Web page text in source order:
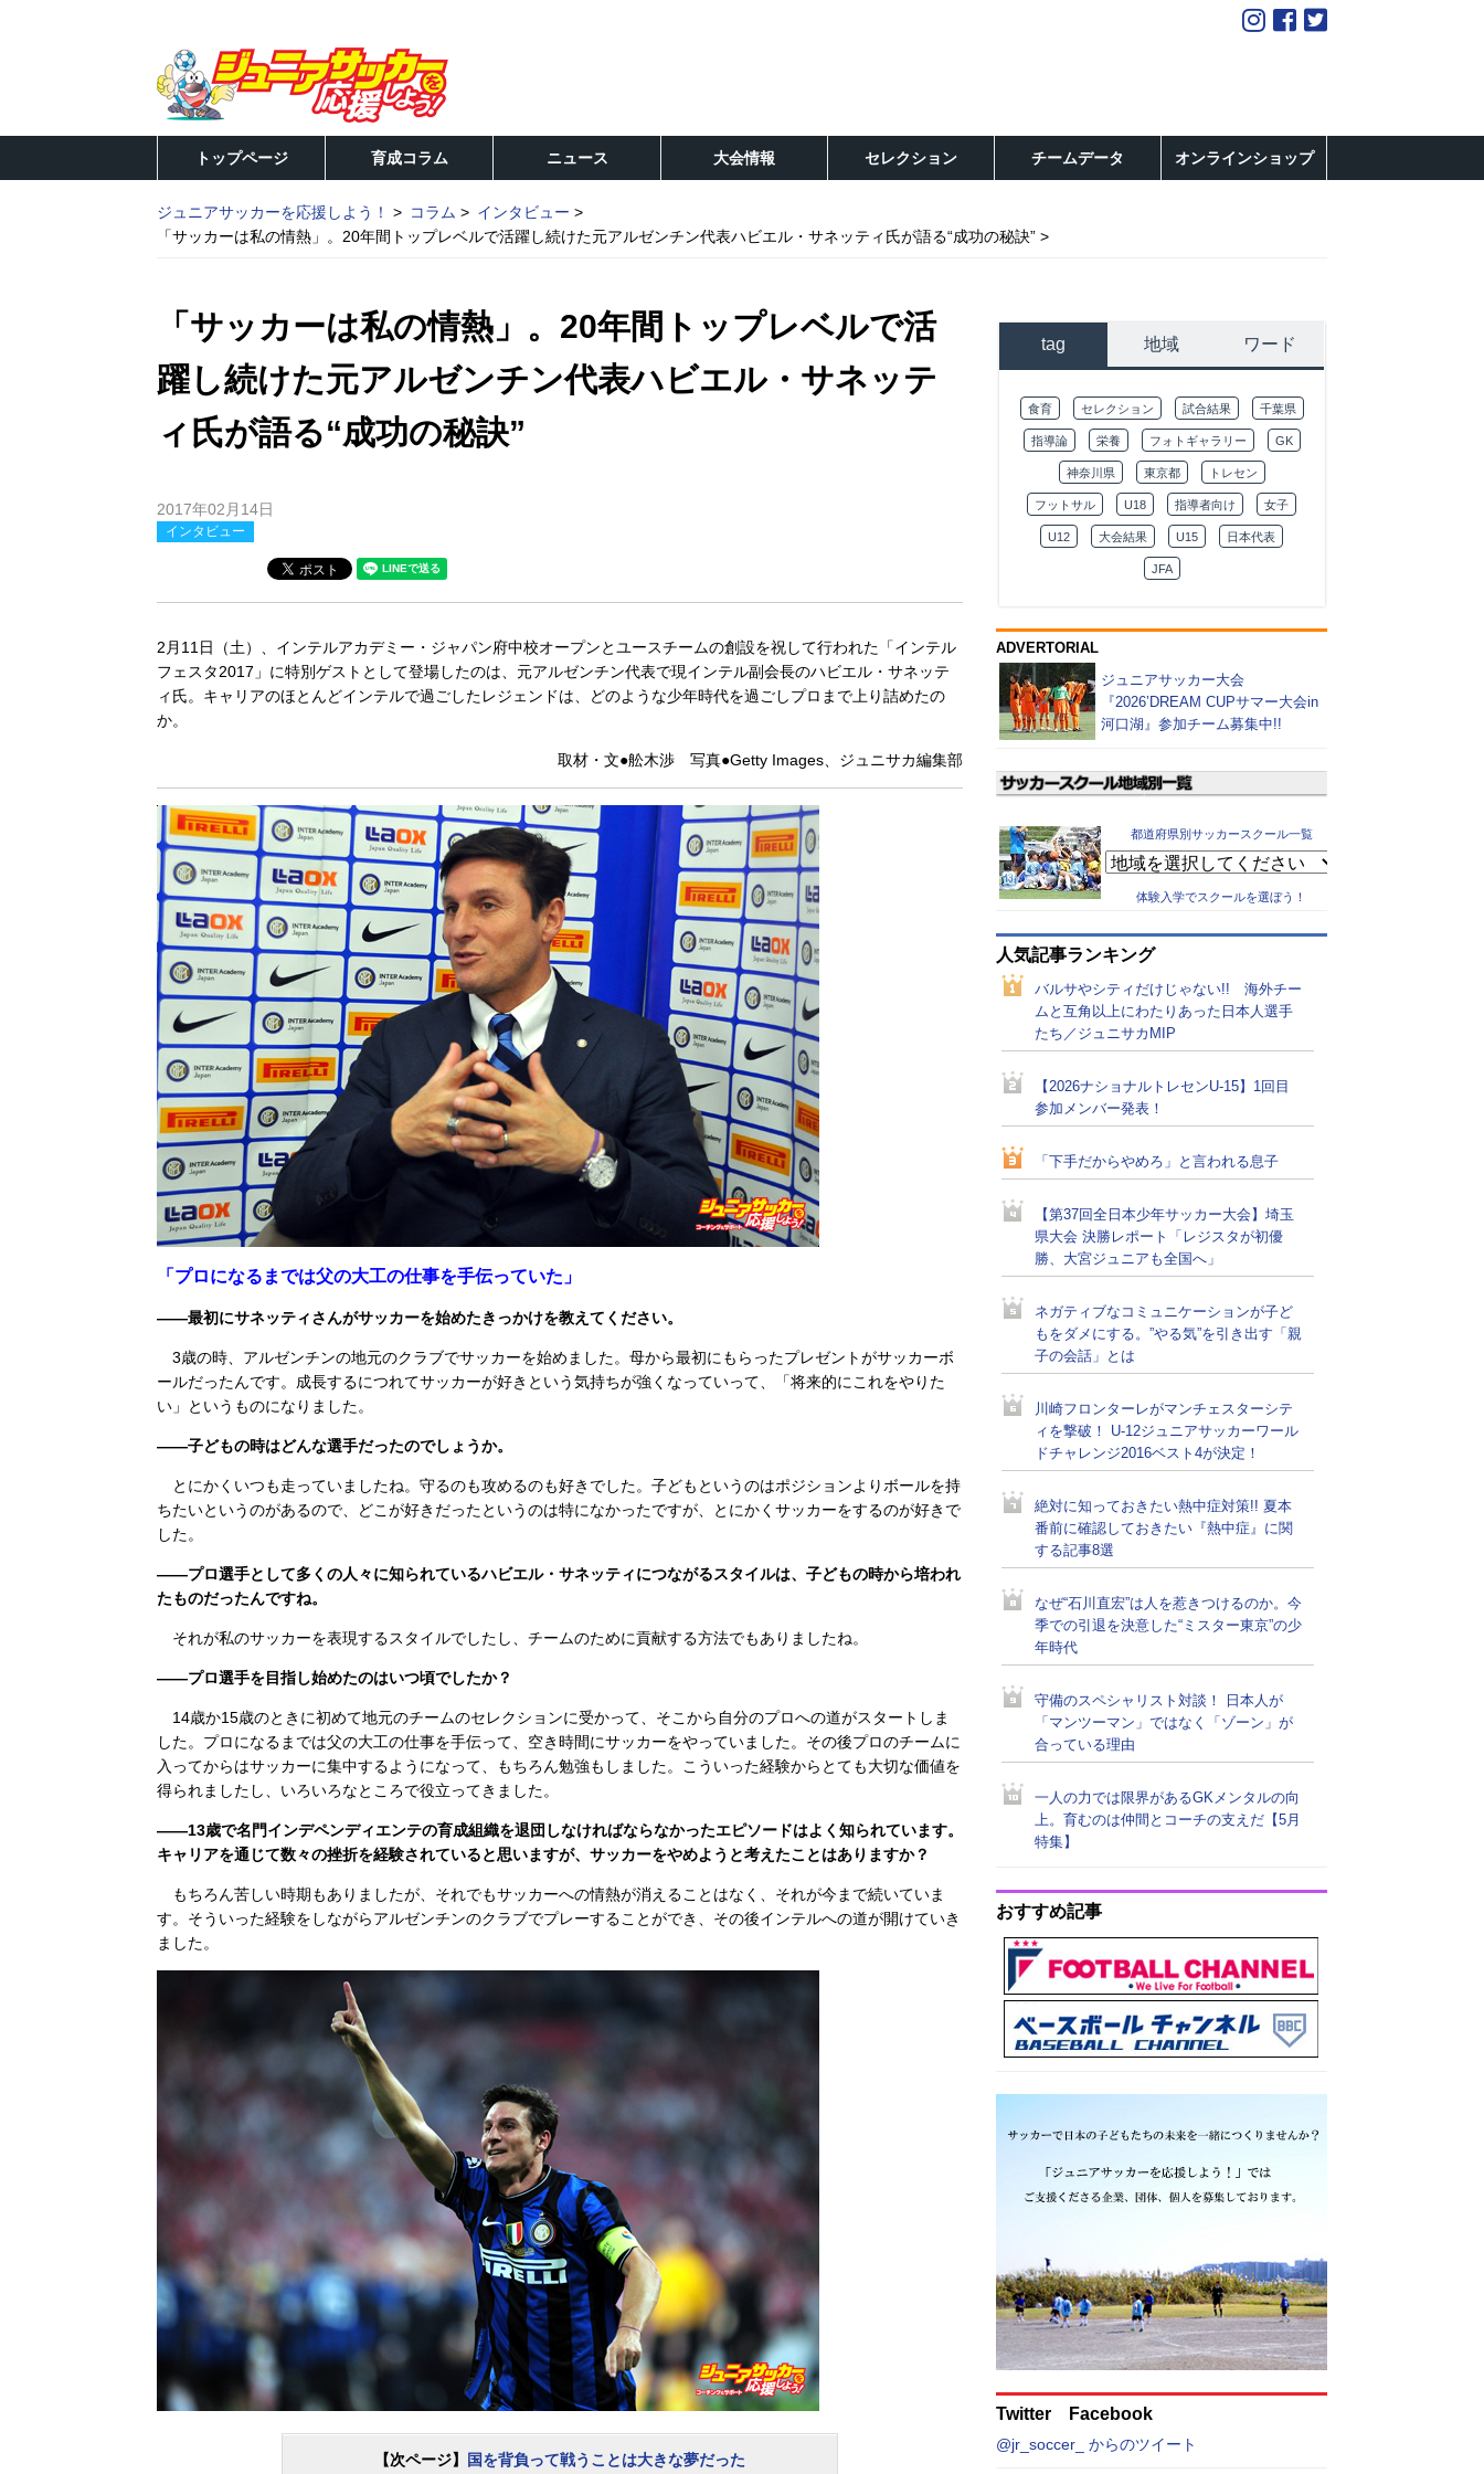
トップページ 育成コラム ニュース 大会情報 セレクション チームデータ オンラインショップ
ジュニアサッカーを応援しよう！ コラム
インタビュー
「サッカーは私の情熱」。20年間トップレベルで活躍し続けた元アルゼンチン代表ハビエル・サネッティ氏が語る“成功の秘訣”
「サッカーは私の情熱」。20年間トップレベルで活
躍し続けた元アルゼンチン代表ハビエル・サネッテ
ィ氏が語る“成功の秘訣”
2017年02月14日
インタビュー
2月11日（土）、インテルアカデミー・ジャパン府中校オープンとユースチームの創設を祝して行われた「インテル
フェスタ2017」に特別ゲストとして登場したのは、元アルゼンチン代表で現インテル副会長のハビエル・サネッテ
ィ氏。キャリアのほとんどインテルで過ごしたレジェンドは、どのような少年時代を過ごしプロまで上り詰めたの
か。
取材・文●舩木渉 写真●Getty Images、ジュニサカ編集部
「プロになるまでは父の大工の仕事を手伝っていた」
――最初にサネッティさんがサッカーを始めたきっかけを教えてください。
3歳の時、アルゼンチンの地元のクラブでサッカーを始めました。母から最初にもらったプレゼントがサッカーボ
ールだったんです。成長するにつれてサッカーが好きという気持ちが強くなっていって、「将来的にこれをやりた
い」というものになりました。
――子どもの時はどんな選手だったのでしょうか。
とにかくいつも走っていましたね。守るのも攻めるのも好きでした。子どもというのはポジションよりボールを持
ちたいというのがあるので、どこが好きだったというのは特になかったですが、とにかくサッカーをするのが好きで
した。
――プロ選手として多くの人々に知られているハビエル・サネッティにつながるスタイルは、子どもの時から培われ
たものだったんですね。
それが私のサッカーを表現するスタイルでしたし、チームのために貢献する方法でもありましたね。
――プロ選手を目指し始めたのはいつ頃でしたか？
14歳か15歳のときに初めて地元のチームのセレクションに受かって、そこから自分のプロへの道がスタートしま
した。プロになるまでは父の大工の仕事を手伝って、空き時間にサッカーをやっていました。その後プロのチームに
入ってからはサッカーに集中するようになって、もちろん勉強もしました。こういった経験からとても大切な価値を
得られましたし、いろいろなところで役立ってきました。
――13歳で名門インデペンディエンテの育成組織を退団しなければならなかったエピソードはよく知られています。
キャリアを通じて数々の挫折を経験されていると思いますが、サッカーをやめようと考えたことはありますか？
もちろん苦しい時期もありましたが、それでもサッカーへの情熱が消えることはなく、それが今まで続いていま
す。そういった経験をしながらアルゼンチンのクラブでプレーすることができ、その後インテルへの道が開けていき
ました。
【次ページ】 国を背負って戦うことは大きな夢だった
tag 地域 ワード
食育 セレクション 試合結果 千葉県
指導論 栄養 フォトギャラリー GK
神奈川県 東京都 トレセン
フットサル U18 指導者向け 女子
U12 大会結果 U15 日本代表
JFA
ADVERTORIAL
ジュニアサッカー大会
『2026’DREAM CUPサマー大会in
河口湖』参加チーム募集中!!
都道府県別サッカースクール一覧
体験入学でスクールを選ぼう！
人気記事ランキング
バルサやシティだけじゃない!! 海外チー
ムと互角以上にわたりあった日本人選手
たち／ジュニサカMIP
【2026ナショナルトレセンU-15】1回目
参加メンバー発表！
「下手だからやめろ」と言われる息子
【第37回全日本少年サッカー大会】埼玉
県大会 決勝レポート「レジスタが初優
勝、大宮ジュニアも全国へ」
ネガティブなコミュニケーションが子ど
もをダメにする。”やる気”を引き出す「親
子の会話」とは
川崎フロンターレがマンチェスターシテ
ィを撃破！ U-12ジュニアサッカーワール
ドチャレンジ2016ベスト4が決定！
絶対に知っておきたい熱中症対策!! 夏本
番前に確認しておきたい『熱中症』に関
する記事8選
なぜ“石川直宏”は人を惹きつけるのか。今
季での引退を決意した“ミスター東京”の少
年時代
守備のスペシャリスト対談！ 日本人が
「マンツーマン」ではなく「ゾーン」が
合っている理由
一人の力では限界があるGKメンタルの向
上。育むのは仲間とコーチの支えだ【5月
特集】
おすすめ記事
Twitter Facebook
@jr_soccer_ からのツイート